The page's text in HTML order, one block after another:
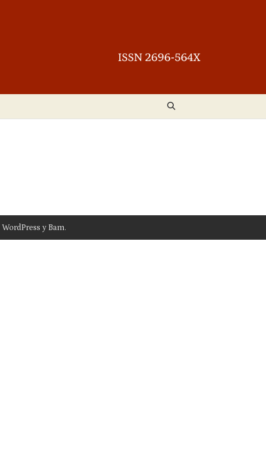
WordPress y Bam.